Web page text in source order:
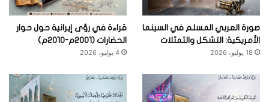
صورة العربي المسلم في السينما
الأمريكية: التشكل والتمثلات
18 يوليو، 2026
قراءة في رؤى إيرانية حول حوار
الحضارات (2001م-2010م)
4 يوليو، 2026